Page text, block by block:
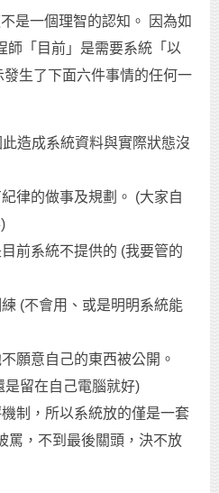
是一個理智的認知。 因為如
師「目前」是需要系統「以
生了下面六件事情的任何一
造成系統資料與實際狀態沒
律的做事及規劃。 (大家自
前系統不提供的 (我要管的
(不會用、或是明明系統能
願意自己的東西被公開。
是留在自己電腦就好)
制，所以系統放的僅是一套
罵，不到最後關頭，決不放